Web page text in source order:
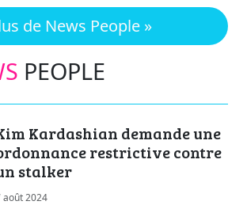
de News People »
PEOPLE
Kardashian demande une
restrictive contre
stalker
août 2024